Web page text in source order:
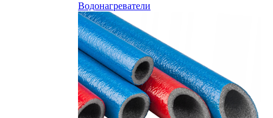
Водонагреватели